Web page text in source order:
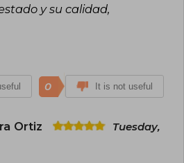
y su calidad,
0 It is not useful
Ortiz
Tuesday,